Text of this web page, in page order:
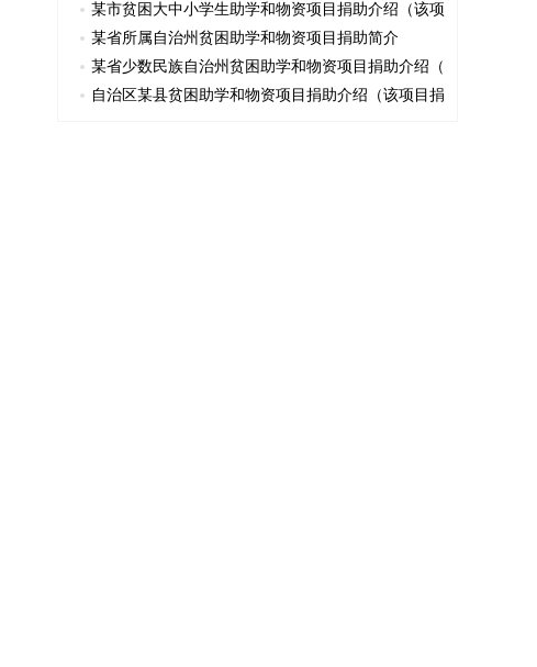
某市贫困大中小学生助学和物资项目捐助介绍（该项
某省所属自治州贫困助学和物资项目捐助简介
某省少数民族自治州贫困助学和物资项目捐助介绍（
自治区某县贫困助学和物资项目捐助介绍（该项目捐